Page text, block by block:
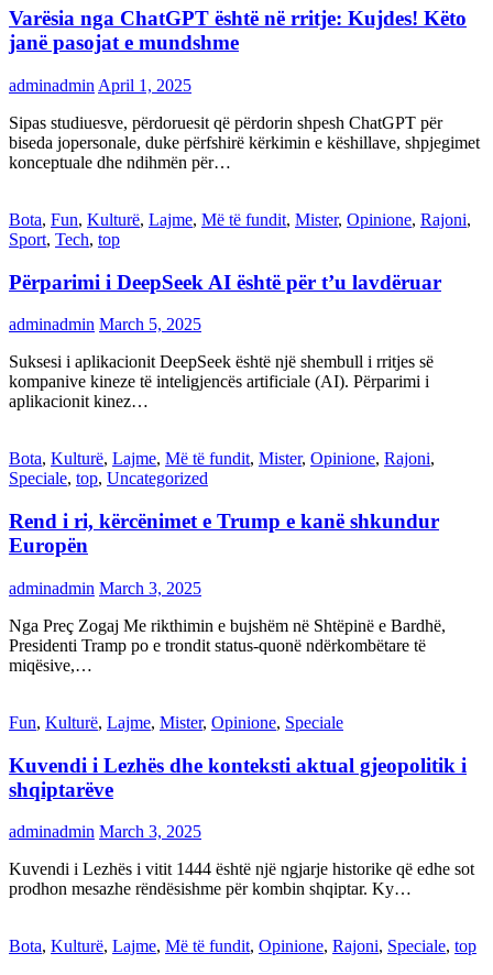
Varësia nga ChatGPT është në rritje: Kujdes! Këto
janë pasojat e mundshme
adminadmin April 1, 2025
Sipas studiuesve, përdoruesit që përdorin shpesh ChatGPT për
biseda jopersonale, duke përfshirë kërkimin e këshillave, shpjegimet
konceptuale dhe ndihmën për…
Bota, Fun, Kulturë, Lajme, Më të fundit, Mister, Opinione, Rajoni,
Sport, Tech, top
Përparimi i DeepSeek AI është për t’u lavdëruar
adminadmin March 5, 2025
Suksesi i aplikacionit DeepSeek është një shembull i rritjes së
kompanive kineze të inteligjencës artificiale (AI). Përparimi i
aplikacionit kinez…
Bota, Kulturë, Lajme, Më të fundit, Mister, Opinione, Rajoni,
Speciale, top, Uncategorized
Rend i ri, kërcënimet e Trump e kanë shkundur
Europën
adminadmin March 3, 2025
Nga Preç Zogaj Me rikthimin e bujshëm në Shtëpinë e Bardhë,
Presidenti Tramp po e trondit status-quonë ndërkombëtare të
miqësive,…
Fun, Kulturë, Lajme, Mister, Opinione, Speciale
Kuvendi i Lezhës dhe konteksti aktual gjeopolitik i
shqiptarëve
adminadmin March 3, 2025
Kuvendi i Lezhës i vitit 1444 është një ngjarje historike që edhe sot
prodhon mesazhe rëndësishme për kombin shqiptar. Ky…
Bota, Kulturë, Lajme, Më të fundit, Opinione, Rajoni, Speciale, top